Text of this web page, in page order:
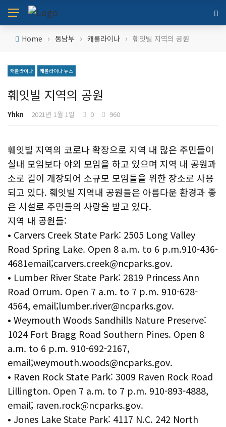
Home › 동남부 › 캐롤라이나 › 훼잇빌 지역의 공원
캐롤라이나 캐롤라이나 뉴스
훼잇빌 지역의 공원
Yhkn 2021년 1월 1일 0 960
훼잇빌 지역의 코로나 확장으로 지역 내 많은 주민들이
실내 모임보다 야외 모임을 하고 있으며 지역 내 공원과
소로 길이 개장되어 소규모 모임들을 위한 장소로 사용
되고 있다. 훼잇빌 지역내 공원들은 아름다운 환경과 좋
은 시설로 주민들의 사랑을 받고 있다.
지역 내 공원들:
• Carvers Creek State Park: 2505 Long Valley
Road Spring Lake. Open 8 a.m. to 6 p.m.910-436-
4681email;carvers.creek@ncparks.gov.
• Lumber River State Park: 2819 Princess Ann
Road Orrum. Open 7 a.m. to 7 p.m. 910-628-
4564, email;lumber.river@ncparks.gov.
• Weymouth Woods Sandhills Nature Preserve:
1024 Fort Bragg Road Southern Pines. Open 8
a.m. to 6 p.m. 910-692-2167,
email;weymouth.woods@ncparks.gov.
• Raven Rock State Park: 3009 Raven Rock Road
Lillington. Open 7 a.m. to 7 p.m. 910-893-4888,
email; raven.rock@ncparks.gov.
• Jones Lake State Park: 4117 N.C. 242 North